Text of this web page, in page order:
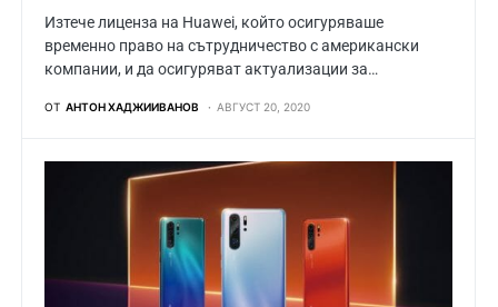
Изтече лиценза на Huawei, който осигуряваше
временно право на сътрудничество с американски
компании, и да осигуряват актуализации за…
ОТ АНТОН ХАДЖИИВАНОВ АВГУСТ 20, 2020